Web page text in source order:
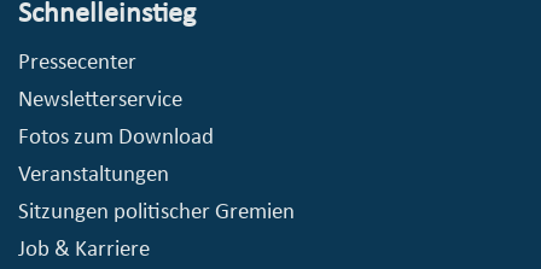
Schnelleinstieg
Pressecenter
Newsletterservice
Fotos zum Download
Veranstaltungen
Sitzungen politischer Gremien
Job & Karriere